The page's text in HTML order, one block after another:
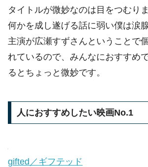
タイトルが微妙なのは目をつむり
何かを成し遂げる話に弱い僕は涙
主演が広瀬すずさんということで
れているので、みんなにおすすめ
るとちょっと微妙です。
人におすすめしたい映画No.1
gifted／ギフテッド